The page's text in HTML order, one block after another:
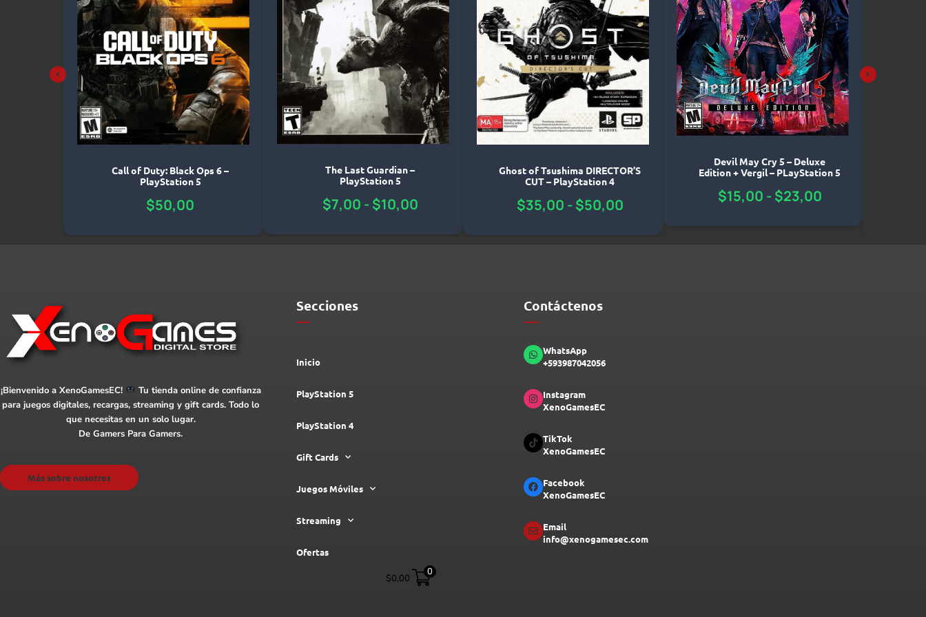
Call of Duty: Black Ops 6 –
PlayStation 5
$50,00
The Last Guardian –
PlayStation 5
$7,00 - $10,00
Ghost of Tsushima DIRECTOR’S
CUT – PlayStation 4
$35,00 - $50,00
Devil May Cry 5 – Deluxe
Edition + Vergil – PLayStation 5
$15,00 - $23,00
¡Bienvenido a XenoGamesEC!
Tu tienda online de confianza
para juegos digitales, recargas, streaming y gift cards. Todo lo
que necesitas en un solo lugar.
De Gamers Para Gamers.
Más sobre nosotros
Secciones
Inicio
PlayStation 5
PlayStation 4
Gift Cards
Juegos Móviles
Streaming
Ofertas
$0,00
0
Contáctenos
WhatsApp
+593987042056
Instagram
XenoGamesEC
TikTok
XenoGamesEC
Facebook
XenoGamesEC
Email
info@xenogamesec.com